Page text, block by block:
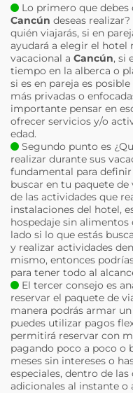
Lo primero que debes
Cancún deseas
quién viajarás, si en
ayudará a elegir el hotel
vacacional a Cancún, si
tiempo en la alberca o
si es en pareja es
más privadas o
importante pensar en
ofrecer servicios y/o
edad.
Segundo punto es
realizar durante sus
fundamental para
buscar en tu paquete de
de las actividades que
instalaciones del hotel,
hospedaje sin
lado si lo que estás
y realizar actividades
mismo, entonces
para tener todo al
El tercer consejo es
reservar el paquete de
manera podrás armar
puedes utilizar pagos
permitirá reservar con
pagando poco a poco o
meses sin intereses o
especiales, dentro de
adicionales al instante